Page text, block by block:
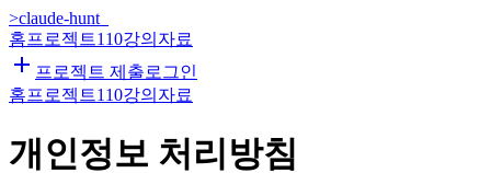
>claude-hunt
홈프로젝트110강의자료
프로젝트 제출로그인
홈프로젝트110강의자료
개인정보 처리방침